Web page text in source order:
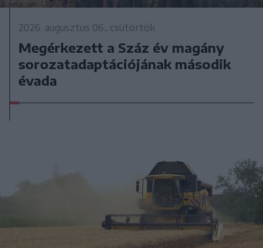
2026. augusztus 06., csütörtök
Megérkezett a Száz év magány
sorozatadaptációjának második
évada